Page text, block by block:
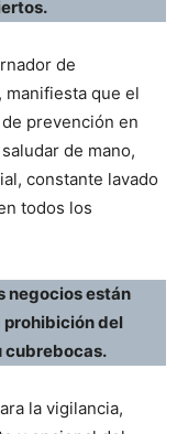
de
manifiesta que el
prevención en
de mano,
constante lavado
todos los
negocios están
del
cubrebocas.
la vigilancia,